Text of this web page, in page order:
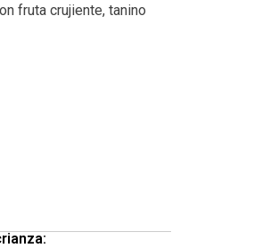
fruta crujiente, tanino
mineralidad aparece al